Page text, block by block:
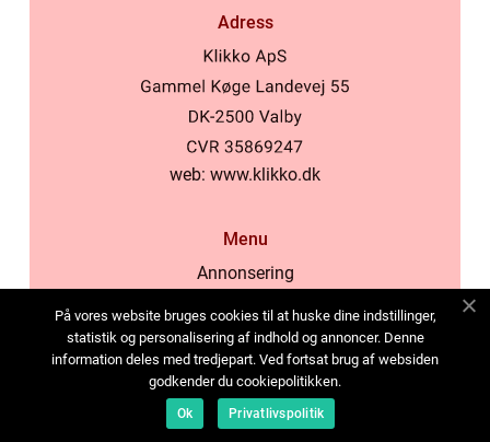
Adress
web: www.klikko.dk
Menu
Annonsering
Cookies
Kontakta oss
Sitemap
På vores website bruges cookies til at huske dine indstillinger,
statistik og personalisering af indhold og annoncer. Denne
information deles med tredjepart. Ved fortsat brug af websiden
godkender du cookiepolitikken.
Ok Privatlivspolitik